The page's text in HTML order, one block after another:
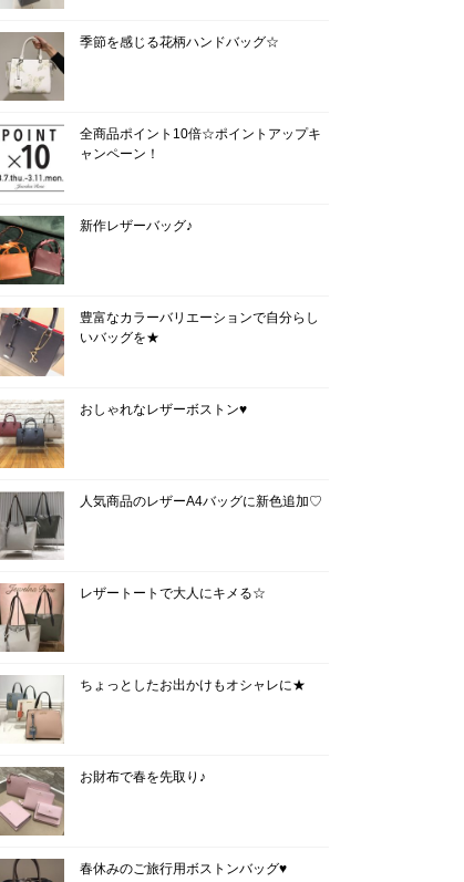
季節を感じる花柄ハンドバッグ☆
全商品ポイント10倍☆ポイントアップキ
ャンペーン！
新作レザーバッグ♪
豊富なカラーバリエーションで自分らし
いバッグを★
おしゃれなレザーボストン♥
人気商品のレザーA4バッグに新色追加♡
レザートートで大人にキメる☆
ちょっとしたお出かけもオシャレに★
お財布で春を先取り♪
春休みのご旅行用ボストンバッグ♥